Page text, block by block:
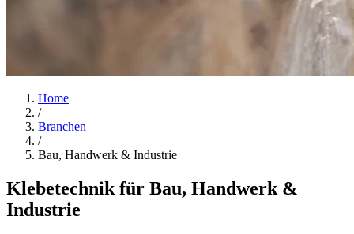
Home
/
Branchen
/
Bau, Handwerk & Industrie
Klebetechnik für Bau, Handwerk &
Industrie